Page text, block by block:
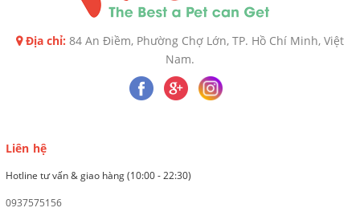
Địa chỉ: 84 An Điềm, Phường Chợ Lớn, TP. Hồ Chí Minh, Việt
Nam.
Liên hệ
Hotline tư vấn & giao hàng (10:00 - 22:30)
0937575156